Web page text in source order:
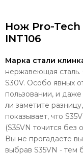
Нож Pro-Tech
INT106
Марка стали
нержавеющая
S30V. Особо явных
пользовании, и
ли заметите
показывает, что
(S35VN точится без
Вы не прогадаете
выбрав S35VN -